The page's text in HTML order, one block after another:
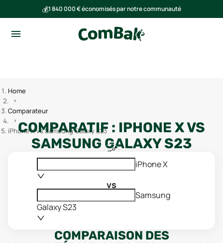
💰1 840 000 € économisés par notre communauté
Home
Comparateur
iPhone X vs Samsung Galaxy S23
COMPARATIF : IPHONE XVS
SAMSUNG GALAXY S23
iPhone X
vs
Samsung
Galaxy S23
COMPARAISON DES